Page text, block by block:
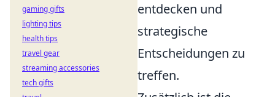
entdecken und
strategische
Entscheidungen zu
treffen.
gaming gifts
lighting tips
health tips
travel gear
streaming accessories
tech gifts